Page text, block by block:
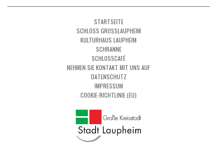
STARTSEITE
SCHLOSS GROSSLAUPHEIM
KULTURHAUS LAUPHEIM
SCHRANNE
SCHLOSSCAFÉ
NEHMEN SIE KONTAKT MIT UNS AUF
DATENSCHUTZ
IMPRESSUM
COOKIE-RICHTLINIE (EU)